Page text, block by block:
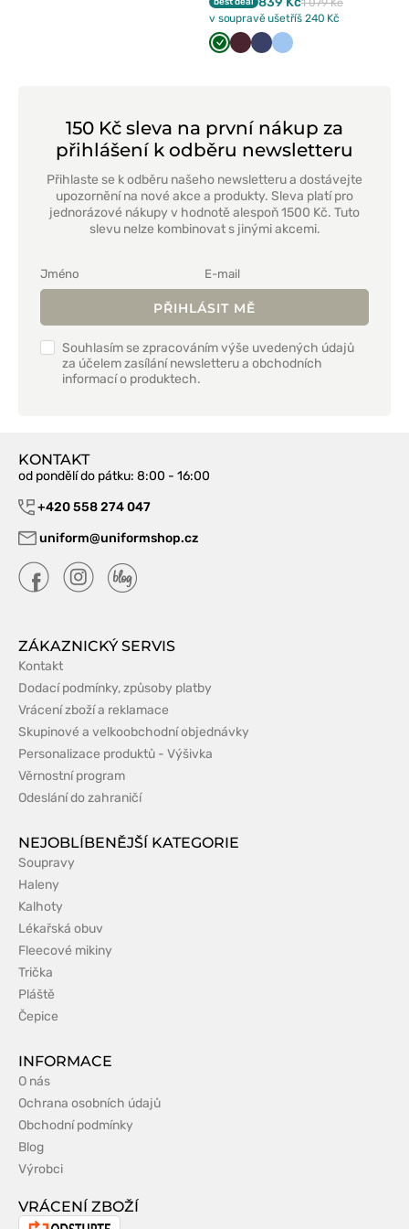
v soupravě ušetříš 240 Kč
TmavěBurgundová
Námořnická
Modrá
150 Kč sleva na první nákup za
přihlášení k odběru newsletteru
Přihlaste se k odběru našeho newsletteru a dostávejte
upozornění na nové akce a produkty. Sleva platí pro
jednorázové nákupy v hodnotě alespoň 1500 Kč. Tuto
slevu nelze kombinovat s jinými akcemi.
PŘIHLÁSIT MĚ
Souhlasím se zpracováním výše uvedených údajů
za účelem zasílání newsletteru a obchodních
informací o produktech.
KONTAKT
od pondělí do pátku: 8:00 - 16:00
+420 558 274 047
uniform@uniformshop.cz
ZÁKAZNICKÝ SERVIS
Kontakt
Dodací podmínky, způsoby platby
Vrácení zboží a reklamace
Skupinové a velkoobchodní objednávky
Personalizace produktů - Výšivka
Věrnostní program
Odeslání do zahraničí
NEJOBLÍBENĚJŠÍ KATEGORIE
Soupravy
Haleny
Kalhoty
Lékařská obuv
Fleecové mikiny
Trička
Pláště
Čepice
INFORMACE
O nás
Ochrana osobních údajů
Obchodní podmínky
Blog
Výrobci
VRÁCENÍ ZBOŽÍ